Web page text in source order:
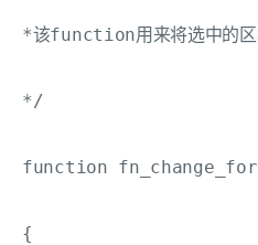
*该function用来将选中的区
*/
function
{